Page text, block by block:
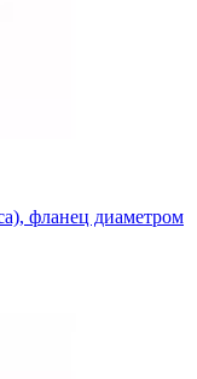
фланец диаметром